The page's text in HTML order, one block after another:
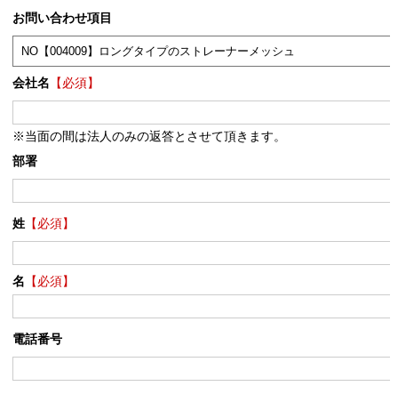
お問い合わせ項目
会社名 【必須】
※当面の間は法人のみの返答とさせて頂きます。
部署
姓【必須】
名 【必須】
電話番号